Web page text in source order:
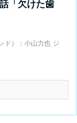
「欠けた歯
ド）：小山力也 ジ